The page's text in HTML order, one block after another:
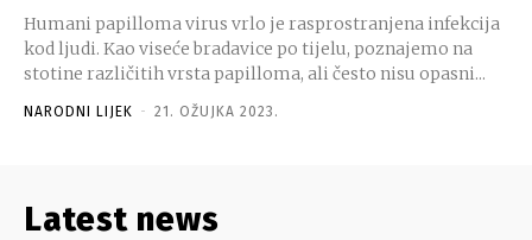
Humani papilloma virus vrlo je rasprostranjena infekcija
kod ljudi. Kao viseće bradavice po tijelu, poznajemo na
stotine različitih vrsta papilloma, ali često nisu opasni...
NARODNI LIJEK - 21. OŽUJKA 2023.
Latest news